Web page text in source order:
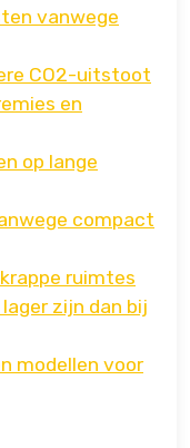
vanwege
CO2-uitstoot
en
op lange
compact
ruimtes
zijn dan bij
modellen voor